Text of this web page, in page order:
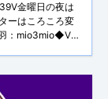
金曜日の夜は
ーはころころ変
：mio3mio◆VCI